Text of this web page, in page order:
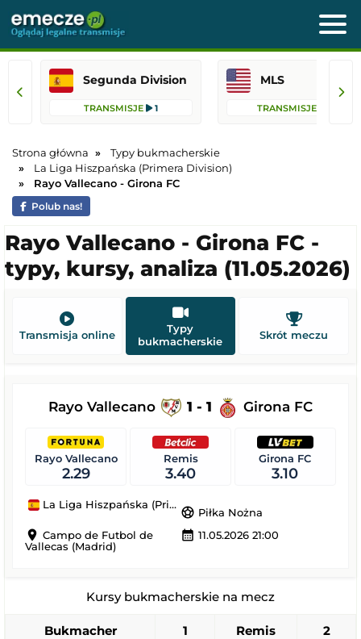
Segunda Division
TRANSMISJE 1
MLS
TRANSMISJE
Strona główna
Typy bukmacherskie
La Liga Hiszpańska (Primera Division)
Rayo Vallecano - Girona FC
Polub nas!
Rayo Vallecano - Girona FC -
typy, kursy, analiza (11.05.2026)
Transmisja online
Typy
bukmacherskie
Skrót meczu
Rayo Vallecano 1 - 1 Girona FC
Rayo Vallecano
2.29
Remis
3.40
Girona FC
3.10
La Liga Hiszpańska (Primera Division)
sports_soccer Piłka Nożna
location_on Campo de Futbol de
Vallecas (Madrid)
calendar_month 11.05.2026 21:00
Kursy bukmacherskie na mecz
Bukmacher 1 Remis 2